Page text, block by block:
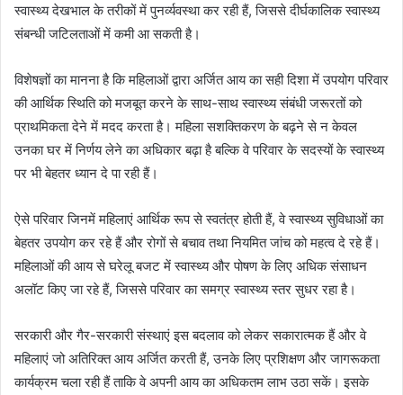
स्वास्थ्य देखभाल के तरीकों में पुनर्व्यवस्था कर रही हैं, जिससे दीर्घकालिक स्वास्थ्य
संबन्धी जटिलताओं में कमी आ सकती है।
विशेषज्ञों का मानना है कि महिलाओं द्वारा अर्जित आय का सही दिशा में उपयोग परिवार
की आर्थिक स्थिति को मजबूत करने के साथ-साथ स्वास्थ्य संबंधी जरूरतों को
प्राथमिकता देने में मदद करता है। महिला सशक्तिकरण के बढ़ने से न केवल
उनका घर में निर्णय लेने का अधिकार बढ़ा है बल्कि वे परिवार के सदस्यों के स्वास्थ्य
पर भी बेहतर ध्यान दे पा रही हैं।
ऐसे परिवार जिनमें महिलाएं आर्थिक रूप से स्वतंत्र होती हैं, वे स्वास्थ्य सुविधाओं का
बेहतर उपयोग कर रहे हैं और रोगों से बचाव तथा नियमित जांच को महत्व दे रहे हैं।
महिलाओं की आय से घरेलू बजट में स्वास्थ्य और पोषण के लिए अधिक संसाधन
अलॉट किए जा रहे हैं, जिससे परिवार का समग्र स्वास्थ्य स्तर सुधर रहा है।
सरकारी और गैर-सरकारी संस्थाएं इस बदलाव को लेकर सकारात्मक हैं और वे
महिलाएं जो अतिरिक्त आय अर्जित करती हैं, उनके लिए प्रशिक्षण और जागरूकता
कार्यक्रम चला रही हैं ताकि वे अपनी आय का अधिकतम लाभ उठा सकें। इसके